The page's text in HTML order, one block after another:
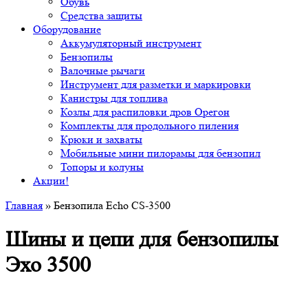
Средства защиты
Оборудование
Аккумуляторный инструмент
Бензопилы
Валочные рычаги
Инструмент для разметки и маркировки
Канистры для топлива
Козлы для распиловки дров Орегон
Комплекты для продольного пиления
Крюки и захваты
Мобильные мини пилорамы для бензопил
Топоры и колуны
Акции!
Главная » Бензопила Echo CS-3500
Шины и цепи для бензопилы
Эхо 3500